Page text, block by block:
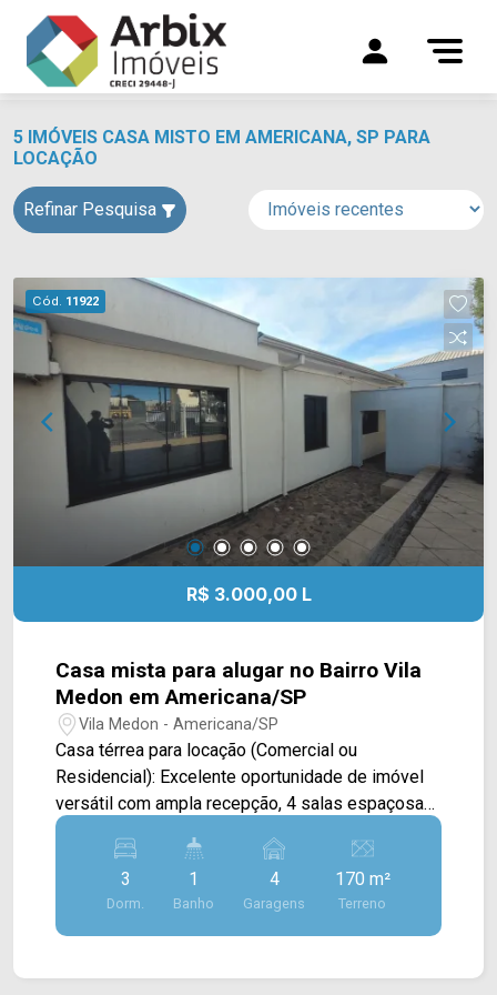
5 IMÓVEIS CASA MISTO EM AMERICANA, SP PARA
LOCAÇÃO
Refinar Pesquisa
Cód. 11922
R$ 3.000,00 L
Casa mista para alugar no Bairro Vila
Medon em Americana/SP
Vila Medon - Americana/SP
Casa térrea para locação (Comercial ou
Residencial): Excelente oportunidade de imóvel
versátil com ampla recepção, 4 salas espaçosas
ideais para consultórios, clínicas da área da
saúde ou escritórios em geral, além de cozinha
funcional e banheiro totalmente adaptado para
PCD, garantindo acessibilidade e conforto para
seus clientes e colaboradores; o espaço dispõe
3
Dorm.
1
Banho
4
Garagens
170 m²
Terreno